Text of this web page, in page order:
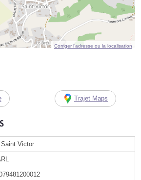
Corriger l’adresse ou la localisation
Trajet Maps
Saint Victor